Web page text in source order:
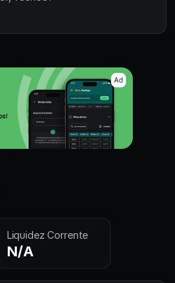
Liquidez Corrente
N/A